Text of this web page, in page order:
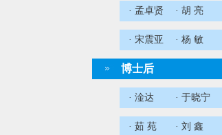
· 孟卓贤 · 胡 亮
· 宋震亚 · 杨 敏
博士后
· 淦达 · 于晓宁
· 茹 苑 · 刘 鑫